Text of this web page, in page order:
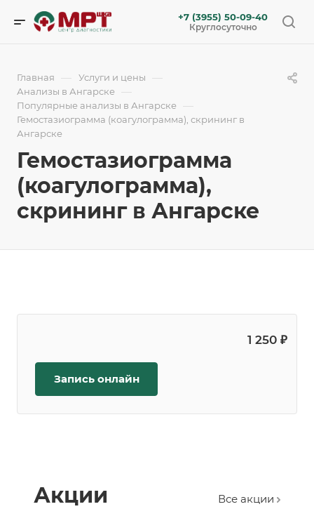
+7 (3955) 50-09-40
Круглосуточно
Главная — Услуги и цены —
Анализы в Ангарске —
Популярные анализы в Ангарске —
Гемостазиограмма (коагулограмма), скрининг в
Ангарске
Гемостазиограмма
(коагулограмма),
скрининг в Ангарске
1 250 ₽
Запись онлайн
Акции Все акции